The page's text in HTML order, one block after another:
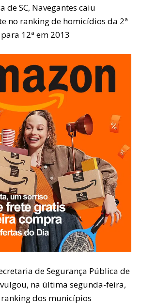
de SC, Navegantes caiu
no ranking de homicídios da 2ª
12ª em 2013
de Segurança Pública de
na última segunda-feira,
dos municípios